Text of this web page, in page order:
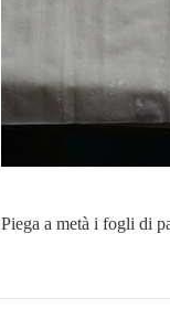
Piega a metà i fogli di